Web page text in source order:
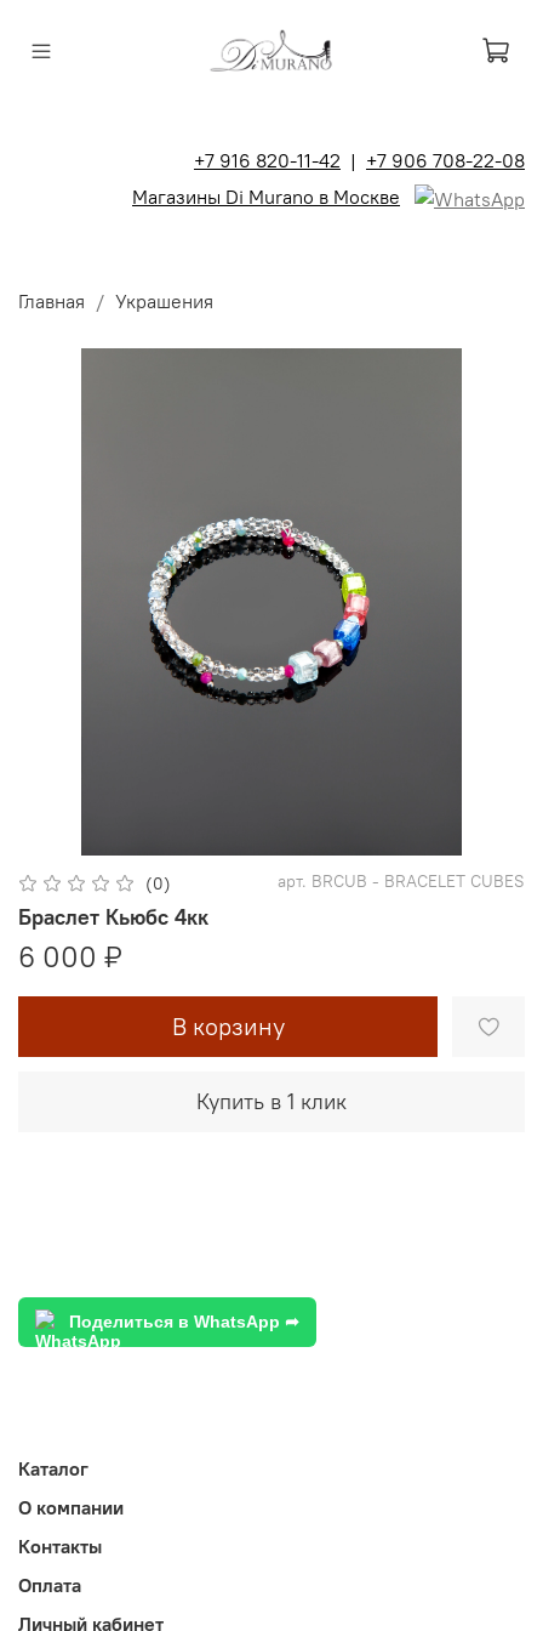
+7 916 820-11-42 | +7 906 708-22-08
Магазины Di Murano в Москве
Главная Украшения
(0) арт. BRCUB - BRACELET CUBES
Браслет Кьюбс 4кк
6 000 ₽
В корзину
Купить в 1 клик
Поделиться в WhatsApp ➦
Каталог
О компании
Контакты
Оплата
Личный кабинет